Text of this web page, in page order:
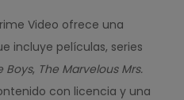
Video ofrece una
incluye películas, series
Boys, The Marvelous Mrs.
con licencia y una